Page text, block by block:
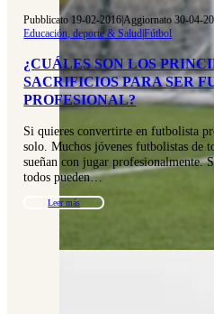
Pubblicato 19-02-2016|Aggiornato 30-04-
Educación, deporte & Salud|Fútbol
¿CUÁLES SON LOS
SACRIFICIOS PARA SER
PROFESIONAL?
Si quieres convertirte en futbolista
solo. Muchos jóvenes futbolistas de
sueñan con jugar profesionalmente.
todos pueden…
Leer más